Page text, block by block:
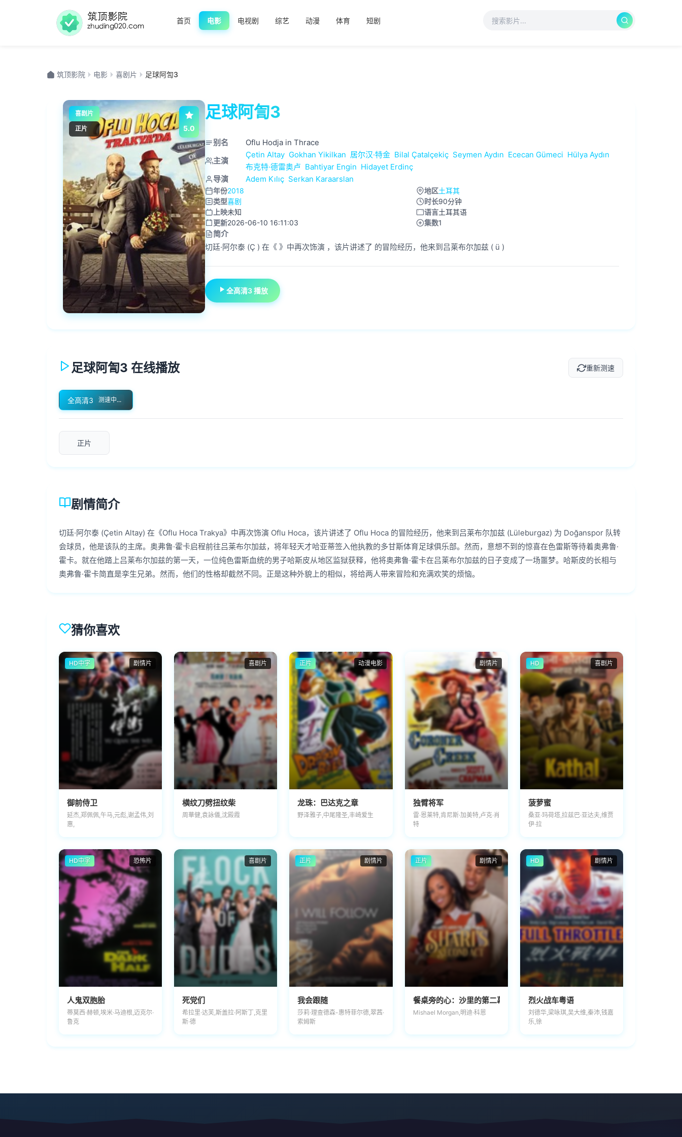
首页 电影 电视剧 综艺 动漫 体育 短剧
筑顶影院 电影 喜剧片 足球阿訇3
喜剧片
正片
5.0
足球阿訇3
别名
Oflu Hodja in Thrace
主演
Çetin Altay Gokhan Yikilkan 居尔汉·特金 Bilal Çatalçekiç Seymen Aydın Ececan Gümeci Hülya Aydın
布克特·德雷奥卢 Bahtiyar Engin Hidayet Erdinç
导演
Adem Kılıç Serkan Karaarslan
年份2018 地区土耳其
类型喜剧 时长90分钟
上映未知 语言土耳其语
更新2026-06-10 16:11:03 集数1
简介
切廷·阿尔泰 (Ç ) 在《 》中再次饰演 ，该片讲述了 的冒险经历，他来到吕莱布尔加兹 ( ü )
全高清3 播放
足球阿訇3 在线播放 重新测速
全高清3 测速失败
正片
剧情简介
切廷·阿尔泰 (Çetin Altay) 在《Oflu Hoca Trakya》中再次饰演 Oflu Hoca，该片讲述了 Oflu Hoca 的冒险经历，他来到吕莱布尔加兹 (Lüleburgaz) 为 Doğanspor 队转
会球员，他是该队的主席。 奥弗鲁·霍卡启程前往吕莱布尔加兹，将年轻天才哈亚蒂签入他执教的多甘斯体育足球俱乐部。然而，意想不到的惊喜在色雷斯等待着奥弗鲁·
霍卡。就在他踏上吕莱布尔加兹的第一天，一位纯色雷斯血统的男子哈斯皮从地区监狱获释，他将奥弗鲁·霍卡在吕莱布尔加兹的日子变成了一场噩梦。哈斯皮的长相与
奥弗鲁·霍卡简直是孪生兄弟。然而，他们的性格却截然不同。正是这种外貌上的相似，将给两人带来冒险和充满欢笑的烦恼。
猜你喜欢
剧情片
HD中字
御前侍卫
延杰,郑佩佩,午马,元彪,谢孟伟,刘
惠,
喜剧片
横纹刀劈扭纹柴
周華健,袁詠儀,沈殿霞
动漫电影
正片
龙珠：巴达克之章
野泽雅子,中尾隆圣,丰崎爱生
剧情片
独臂将军
雷·恩莱特,肯尼斯·加美特,卢克·肖
特
喜剧片
HD
菠萝蜜
桑亚·玛荷塔,拉兹巴·亚达夫,维贾
伊·拉
恐怖片
HD中字
人鬼双胞胎
蒂莫西·赫顿,埃米·马迪根,迈克尔·
鲁克
喜剧片
死党们
希拉里·达芙,斯盖拉·阿斯丁,克里
斯·德
剧情片
正片
我会跟随
莎莉·理查德森-惠特菲尔德,翠茜·
索姆斯
剧情片
正片
餐桌旁的心：沙里的第二幕
Mishael Morgan,明迪·科恩
剧情片
HD
烈火战车粤语
刘德华,梁咏琪,吴大维,秦沛,钱嘉
乐,徐